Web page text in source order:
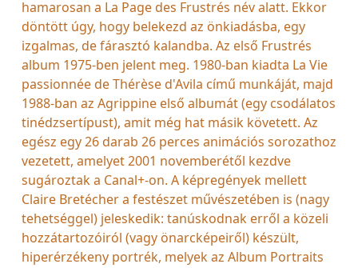
hamarosan a La Page des Frustrés név alatt. Ekkor
döntött úgy, hogy belekezd az önkiadásba, egy
izgalmas, de fárasztó kalandba. Az első Frustrés
album 1975-ben jelent meg. 1980-ban kiadta La Vie
passionnée de Thérèse d'Avila című munkáját, majd
1988-ban az Agrippine első albumát (egy csodálatos
tinédzsertípust), amit még hat másik követett. Az
egész egy 26 darab 26 perces animációs sorozathoz
vezetett, amelyet 2001 novemberétől kezdve
sugároztak a Canal+-on. A képregények mellett
Claire Bretécher a festészet művészetében is (nagy
tehetséggel) jeleskedik: tanúskodnak erről a közeli
hozzátartozóiról (vagy önarcképeiről) készült,
hiperérzékeny portrék, melyek az Album Portraits